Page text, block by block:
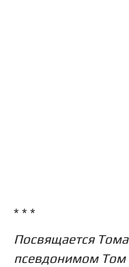
* * *
Посвящается
псевдонимом Том